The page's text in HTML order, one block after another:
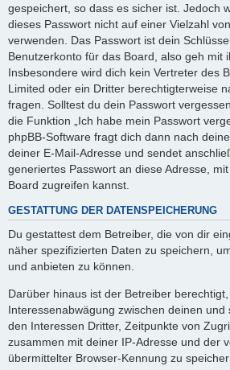
gespeichert, so dass es sicher ist. Jedoch
dieses Passwort nicht auf einer Vielzahl
verwenden. Das Passwort ist dein
Benutzerkonto für das Board, also geh mit
Insbesondere wird dich kein Vertreter des
Limited oder ein Dritter berechtigterweise
fragen. Solltest du dein Passwort
die Funktion „Ich habe mein Passwort
phpBB-Software fragt dich dann nach
deiner E-Mail-Adresse und sendet
generiertes Passwort an diese Adresse,
Board zugreifen kannst.
GESTATTUNG DER DATENSPEICHERUNG
Du gestattest dem Betreiber, die von dir
näher spezifizierten Daten zu speichern,
und anbieten zu können.
Darüber hinaus ist der Betreiber
Interessenabwägung zwischen deinen
den Interessen Dritter, Zeitpunkte von
zusammen mit deiner IP-Adresse und der
übermittelter Browser-Kennung zu